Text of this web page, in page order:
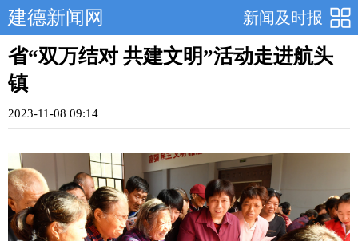
新闻及时报
建德新闻网
省“双万结对 共建文明”活动走进航头
镇
2023-11-08 09:14